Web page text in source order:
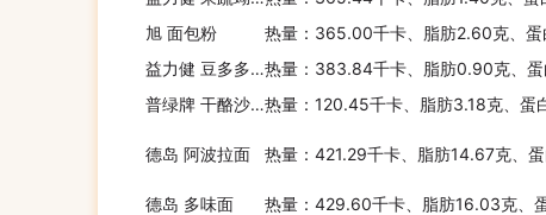
旭 面包粉
热量：365.00千卡、脂肪2.60克、
益力健 豆多多杂粮谷物粉 婴幼儿配方热量：383.84千卡、脂肪0.90克、
普绿牌 干酪沙司意大利面热量：120.45千卡、脂肪3.18克、蛋
德岛 阿波拉面 热量：421.29千卡、脂肪14.67克、
德岛 多味面
热量：429.60千卡、脂肪16.03克、